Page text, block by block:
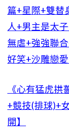
篇+星際+雙替
人+男主是太
無虐+強強聯
好笑+沙雕戀
《心有猛虎
+競技(排球)+
開】